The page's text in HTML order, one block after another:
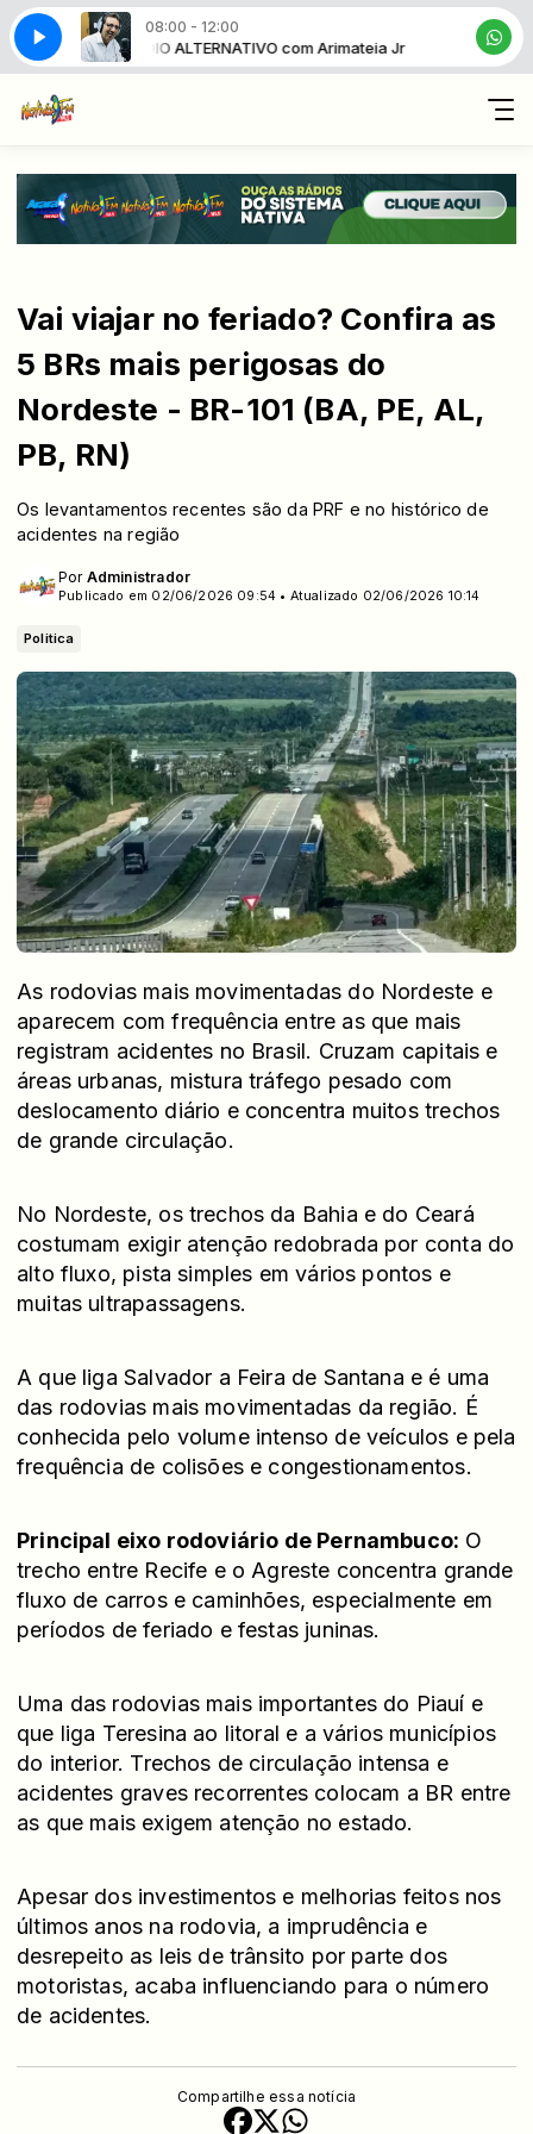
08:00 - 12:00
Jr RÁDIO ALTERNATIVO com Arimateia Jr
Vai viajar no feriado? Confira as
5 BRs mais perigosas do
Nordeste - BR-101 (BA, PE, AL,
PB, RN)
Os levantamentos recentes são da PRF e no histórico de
acidentes na região
Por Administrador
Publicado em 02/06/2026 09:54 • Atualizado 02/06/2026 10:14
Politica
As rodovias mais movimentadas do Nordeste e
aparecem com frequência entre as que mais
registram acidentes no Brasil. Cruzam capitais e
áreas urbanas, mistura tráfego pesado com
deslocamento diário e concentra muitos trechos
de grande circulação.
No Nordeste, os trechos da Bahia e do Ceará
costumam exigir atenção redobrada por conta do
alto fluxo, pista simples em vários pontos e
muitas ultrapassagens.
A que liga Salvador a Feira de Santana e é uma
das rodovias mais movimentadas da região. É
conhecida pelo volume intenso de veículos e pela
frequência de colisões e congestionamentos.
Principal eixo rodoviário de Pernambuco: O
trecho entre Recife e o Agreste concentra grande
fluxo de carros e caminhões, especialmente em
períodos de feriado e festas juninas.
Uma das rodovias mais importantes do Piauí e
que liga Teresina ao litoral e a vários municípios
do interior. Trechos de circulação intensa e
acidentes graves recorrentes colocam a BR entre
as que mais exigem atenção no estado.
Apesar dos investimentos e melhorias feitos nos
últimos anos na rodovia, a imprudência e
desrepeito as leis de trânsito por parte dos
motoristas, acaba influenciando para o número
de acidentes.
Compartilhe essa notícia